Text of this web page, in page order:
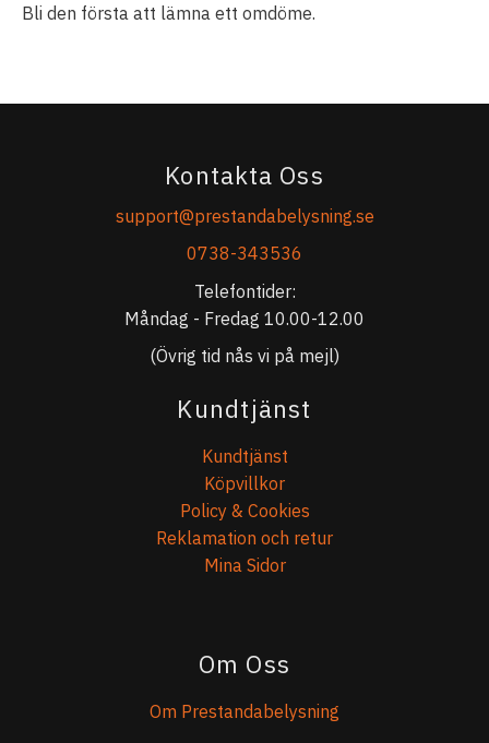
Bli den första att lämna ett omdöme.
Kontakta Oss
support@prestandabelysning.se
0738-343536
Telefontider:
Måndag - Fredag 10.00-12.00
(Övrig tid nås vi på mejl)
Kundtjänst
Kundtjänst
Köpvillkor
Policy & Cookies
Reklamation och retur
Mina Sidor
Om Oss
Om Prestandabelysning